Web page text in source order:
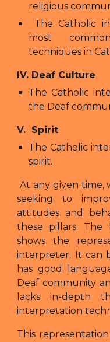
religious
The Catholic
most
techniques in
IV. Deaf Culture
The Catholic
the Deaf
V. Spirit
The Catholic
spirit.
At any given time,
seeking to
attitudes and
these pillars. The
shows the
interpreter. It can
has good
Deaf community
lacks in-depth
interpretation
This